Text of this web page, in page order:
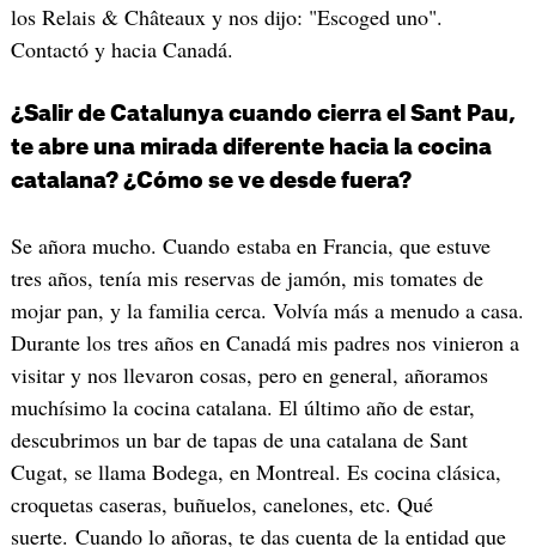
los Relais & Châteaux y nos dijo: "Escoged uno".
Contactó y hacia Canadá.
¿Salir de Catalunya cuando cierra el Sant Pau,
te abre una mirada diferente hacia la cocina
catalana? ¿Cómo se ve desde fuera?
Se añora mucho. Cuando estaba en Francia, que estuve
tres años, tenía mis reservas de jamón, mis tomates de
mojar pan, y la familia cerca. Volvía más a menudo a casa.
Durante los tres años en Canadá mis padres nos vinieron a
visitar y nos llevaron cosas, pero en general, añoramos
muchísimo la cocina catalana. El último año de estar,
descubrimos un bar de tapas de una catalana de Sant
Cugat, se llama Bodega, en Montreal. Es cocina clásica,
croquetas caseras, buñuelos, canelones, etc. Qué
suerte. Cuando lo añoras, te das cuenta de la entidad que